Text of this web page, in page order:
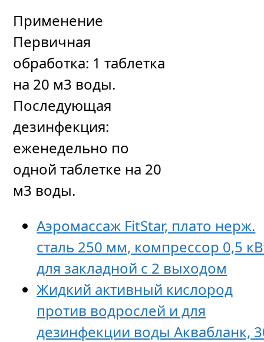
Применение
Первичная
обработка: 1 таблетка
на 20 м3 воды.
Последующая
дезинфекция:
еженедельно по
одной таблетке на 20
м3 воды.
Аэромассаж FitStar, плато нерж.
сталь 250 мм, компрессор 0,5
для закладной с 2 выходом
Жидкий активный кислород
против водрослей и для
дезинфекции воды Аквабланк,